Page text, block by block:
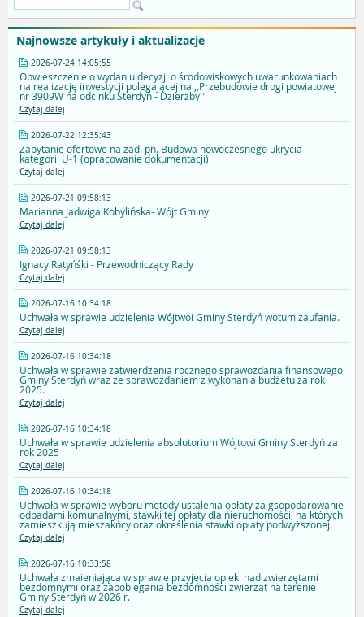
Najnowsze artykuły i aktualizacje
2026-07-24 14:05:55
Obwieszczenie o wydaniu decyzji o środowiskowych uwarunkowaniach
na realizację inwestycji polegającej na ,,Przebudowie drogi powiatowej
nr 3909W na odcinku Sterdyń - Dzierzby''
Czytaj dalej
2026-07-22 12:35:43
Zapytanie ofertowe na zad. pn. Budowa nowoczesnego ukrycia
kategorii U-1 (opracowanie dokumentacji)
Czytaj dalej
2026-07-21 09:58:13
Marianna Jadwiga Kobylińska- Wójt Gminy
Czytaj dalej
2026-07-21 09:58:13
Ignacy Ratyńśki - Przewodniczący Rady
Czytaj dalej
2026-07-16 10:34:18
Uchwała w sprawie udzielenia Wójtwoi Gminy Sterdyń wotum zaufania.
Czytaj dalej
2026-07-16 10:34:18
Uchwała w sprawie zatwierdzenia rocznego sprawozdania finansowego
Gminy Sterdyń wraz ze sprawozdaniem z wykonania budżetu za rok
2025.
Czytaj dalej
2026-07-16 10:34:18
Uchwała w sprawie udzielenia absolutorium Wójtowi Gminy Sterdyń za
rok 2025
Czytaj dalej
2026-07-16 10:34:18
Uchwała w sprawie wyboru metody ustalenia opłaty za gsopodarowanie
odpadami komunalnymi, stawki tej opłaty dla nieruchomości, na których
zamieszkują mieszakńcy oraz określenia stawki opłaty podwyższonej.
Czytaj dalej
2026-07-16 10:33:58
Uchwała zmaieniająca w sprawie przyjęcia opieki nad zwierzętami
bezdomnymi oraz zapobiegania bezdomności zwierząt na terenie
Gminy Sterdyń w 2026 r.
Czytaj dalej